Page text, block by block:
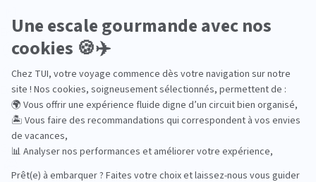
Entre amis
Ethique
Golf